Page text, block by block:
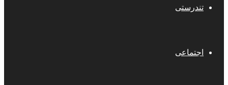
تندرستی
اجتماعی